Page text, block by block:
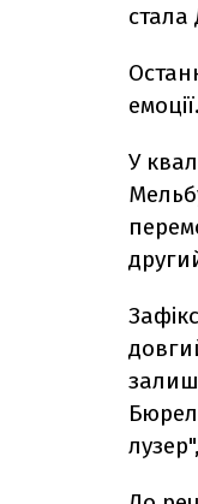
стала
У